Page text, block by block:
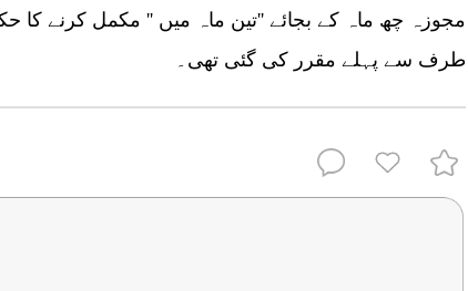
مجوزہ چھ ماہ کے بجائے ''تین ماہ میں '' مکمل کرنے کا
طرف سے پہلے مقرر کی گئی تھی۔